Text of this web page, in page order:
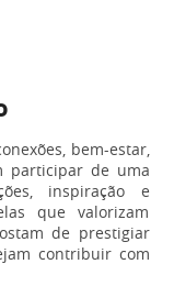
bem-estar,
participar de uma
inspiração e
que valorizam
de prestigiar
contribuir com